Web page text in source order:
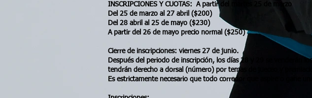
INSCRIPCIONES Y CUOTAS: A partir del martes 25 de marzo
Del 25 de marzo al 27 abril ($200)
Del 28 abril al 25 de mayo ($230)
A partir del 26 de mayo precio normal ($250)
Cierre de inscripciones: viernes 27 de junio.
Después del periodo de inscripción, los días 28 y 29 se venderán
tendrán derecho a dorsal (número) por temas de jueceo y
Es estrictamente necesario que todo corredor que aspire o gane